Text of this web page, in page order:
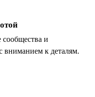
и
вниманием к деталям.